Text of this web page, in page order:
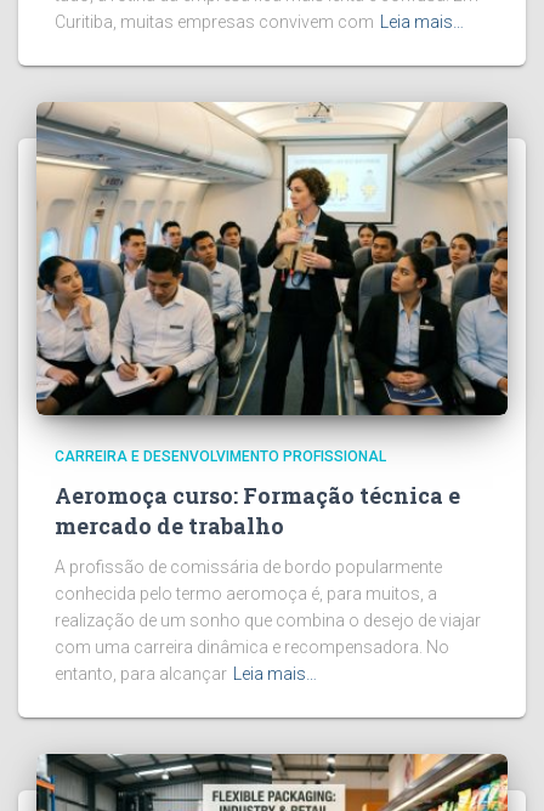
Curitiba, muitas empresas convivem com
Leia mais…
CARREIRA E DESENVOLVIMENTO PROFISSIONAL
Aeromoça curso: Formação técnica e
mercado de trabalho
A profissão de comissária de bordo popularmente
conhecida pelo termo aeromoça é, para muitos, a
realização de um sonho que combina o desejo de viajar
com uma carreira dinâmica e recompensadora. No
entanto, para alcançar Leia mais…